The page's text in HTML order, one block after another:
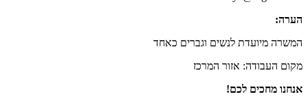
הערה:
המשרה מיועדת לנשים וגברים כאחד
מקום העבודה: אזור המרכז
אנחנו מחכים לכם!